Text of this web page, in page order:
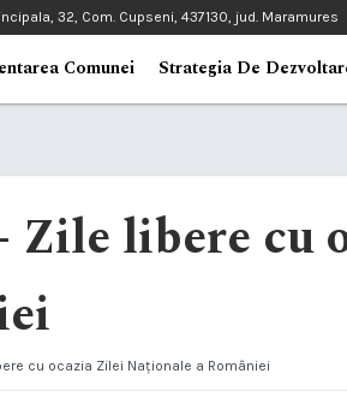
32, Com. Cupseni, 437130, jud. Maramures
Comunei Strategia De
libere cu
cu ocazia Zilei Naționale a României